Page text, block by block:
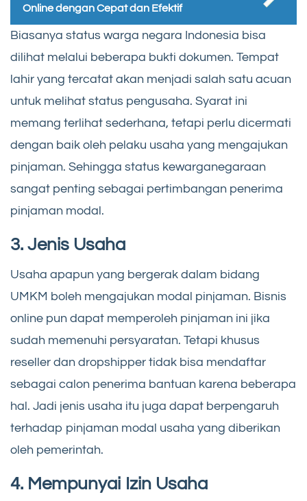
Online dengan Cepat dan Efektif
Biasanya status warga negara Indonesia bisa
dilihat melalui beberapa bukti dokumen. Tempat
lahir yang tercatat akan menjadi salah satu acuan
untuk melihat status pengusaha. Syarat ini
memang terlihat sederhana, tetapi perlu dicermati
dengan baik oleh pelaku usaha yang mengajukan
pinjaman. Sehingga status kewarganegaraan
sangat penting sebagai pertimbangan penerima
pinjaman modal.
3. Jenis Usaha
Usaha apapun yang bergerak dalam bidang
UMKM boleh mengajukan modal pinjaman. Bisnis
online pun dapat memperoleh pinjaman ini jika
sudah memenuhi persyaratan. Tetapi khusus
reseller dan dropshipper tidak bisa mendaftar
sebagai calon penerima bantuan karena beberapa
hal. Jadi jenis usaha itu juga dapat berpengaruh
terhadap pinjaman modal usaha yang diberikan
oleh pemerintah.
4. Mempunyai Izin Usaha